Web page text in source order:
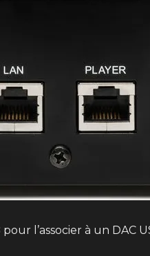
l’associer à un DAC